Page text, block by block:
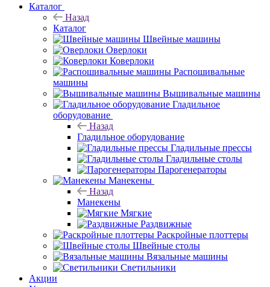
Каталог
Назад
Каталог
Швейные машины
Оверлоки
Коверлоки
Распошивальные
машины
Вышивальные машины
Гладильное
оборудование
Назад
Гладильное оборудование
Гладильные прессы
Гладильные столы
Парогенераторы
Манекены
Назад
Манекены
Мягкие
Раздвижные
Раскройные плоттеры
Швейные столы
Вязальные машины
Светильники
Акции